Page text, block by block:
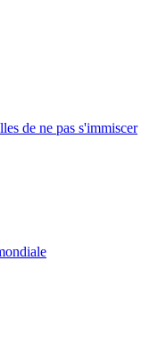
de ne pas s'immiscer